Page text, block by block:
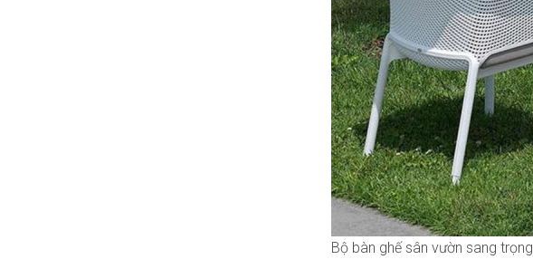
Bộ bàn ghế sân vườn sang trọng